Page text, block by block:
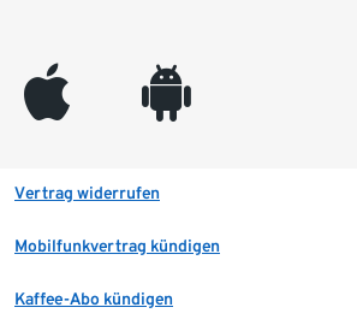
appleinc android
Vertrag widerrufen
Mobilfunkvertrag kündigen
Kaffee-Abo kündigen